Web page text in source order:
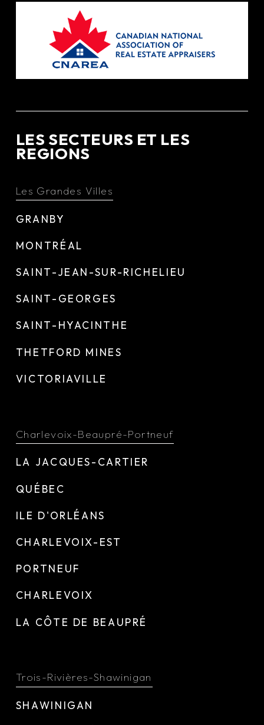
LES SECTEURS ET LES
REGIONS
Les Grandes Villes
GRANBY
MONTRÉAL
SAINT-JEAN-SUR-RICHELIEU
SAINT-GEORGES
SAINT-HYACINTHE
THETFORD MINES
VICTORIAVILLE
Charlevoix-Beaupré-Portneuf
LA JACQUES-CARTIER
QUÉBEC
ILE D'ORLÉANS
CHARLEVOIX-EST
PORTNEUF
CHARLEVOIX
LA CÔTE DE BEAUPRÉ
Trois-Rivières-Shawinigan
SHAWINIGAN